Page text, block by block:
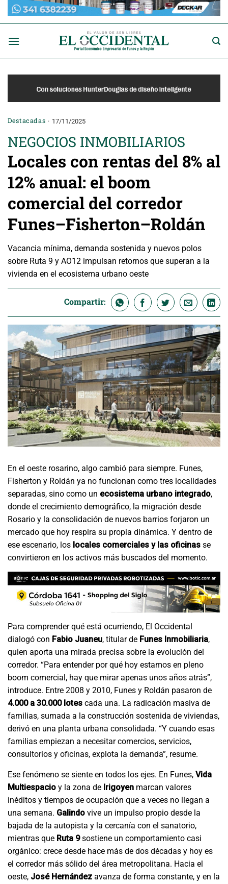
Saltar
Destacadas 17/11/2025
NEGOCIOS INMOBILIARIOS
Locales con rentas del 8% al
12% anual: el boom
comercial del corredor
Funes–Fisherton–Roldán
Vacancia mínima, demanda sostenida y nuevos polos
sobre Ruta 9 y AO12 impulsan retornos que superan a la
vivienda en el ecosistema urbano oeste
Compartir:
En el oeste rosarino, algo cambió para siempre. Funes,
Fisherton y Roldán ya no funcionan como tres localidades
separadas, sino como un ecosistema urbano integrado,
donde el crecimiento demográfico, la migración desde
Rosario y la consolidación de nuevos barrios forjaron un
mercado que hoy respira su propia dinámica. Y dentro de
ese escenario, los locales comerciales y las oficinas se
convirtieron en los activos más buscados del momento.
Para comprender qué está ocurriendo, El Occidental
dialogó con Fabio Juaneu, titular de Funes Inmobiliaria,
quien aporta una mirada precisa sobre la evolución del
corredor. “Para entender por qué hoy estamos en pleno
boom comercial, hay que mirar apenas unos años atrás”,
introduce. Entre 2008 y 2010, Funes y Roldán pasaron de
4.000 a 30.000 lotes cada una. La radicación masiva de
familias, sumada a la construcción sostenida de viviendas,
derivó en una planta urbana consolidada. “Y cuando esas
familias empiezan a necesitar comercios, servicios,
consultorios y oficinas, explota la demanda”, resume.
Ese fenómeno se siente en todos los ejes. En Funes, Vida
Multiespacio y la zona de Irigoyen marcan valores
inéditos y tiempos de ocupación que a veces no llegan a
una semana. Galindo vive un impulso propio desde la
bajada de la autopista y la cercanía con el sanatorio,
mientras que Ruta 9sostiene un comportamiento casi
orgánico: crece desde hace más de dos décadas y hoy es
el corredor más sólido del área metropolitana. Hacia el
oeste, José Hernández avanza de forma constante, y en la